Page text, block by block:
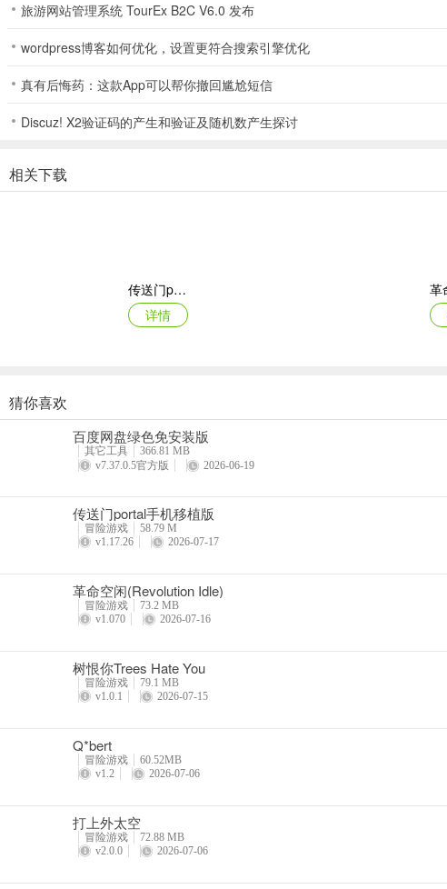
3、玩家在游戏中合理的使用各种的道具可以让自己有着很大的希望可以逃离这
更新日志
v1.0.2版本
优化游戏体验，修改部分bug
旅游网站管理系统 TourEx B2C V6.0 发布
wordpress博客如何优化，设置更符合搜索引擎优化
真有后悔药：这款App可以帮你撤回尴尬短信
Discuz! X2验证码的产生和验证及随机数产生探讨
相关下载
传送门portal手机移植版
详情
独奏骑士2024最新版
详情
猜你喜欢
百度网盘绿色免安装版
其它工具
366.81 MB
v7.37.0.5官方版
2026-06-19
传送门portal手机移植版
冒险游戏
58.79 M
v1.17.26
2026-07-17
革命空闲(Revolution Idle)
冒险游戏
73.2 MB
v1.070
2026-07-16
树恨你Trees Hate You
冒险游戏
79.1 MB
v1.0.1
2026-07-15
Q*bert
冒险游戏
60.52MB
v1.2
2026-07-06
打上外太空
冒险游戏
72.88 MB
v2.0.0
2026-07-06